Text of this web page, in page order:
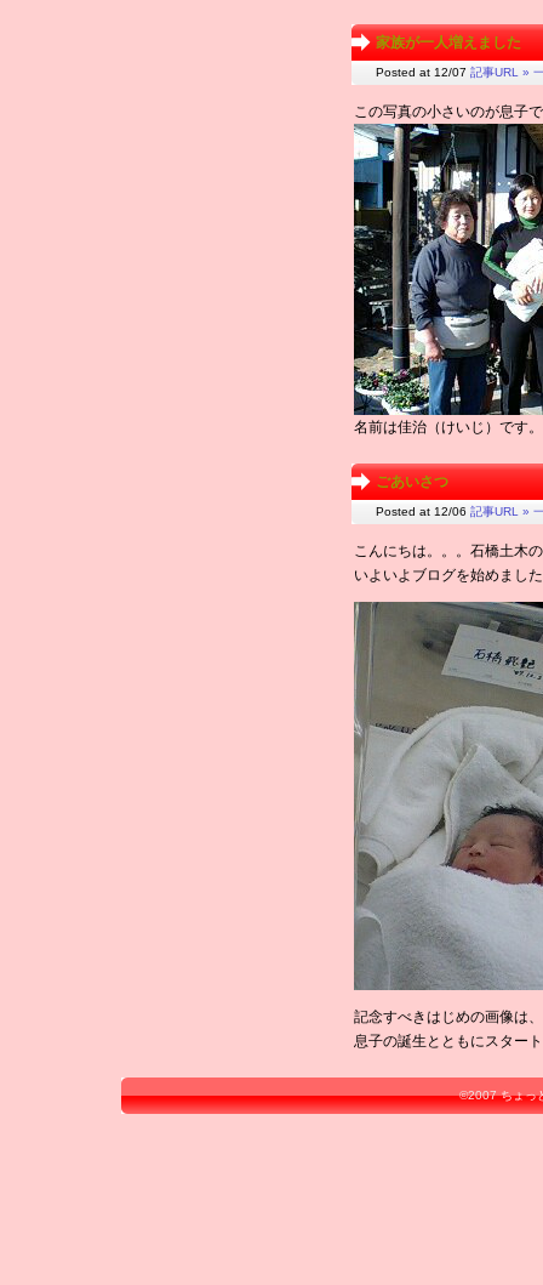
家族が一人増えました
Posted at 12/07 記事URL »
この写真の小さいのが息子
名前は佳治（けいじ）です
ごあいさつ
Posted at 12/06 記事URL »
こんにちは。。。石橋土木
いよいよブログを始めまし
記念すべきはじめの画像は
息子の誕生とともにスター
©2007ちょっ